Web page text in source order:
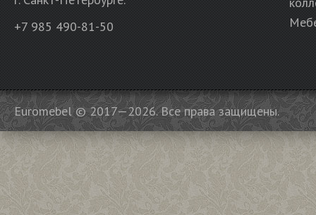
+7 985 490-81-50
Euromebel © 2017—2026. Все права защищены.